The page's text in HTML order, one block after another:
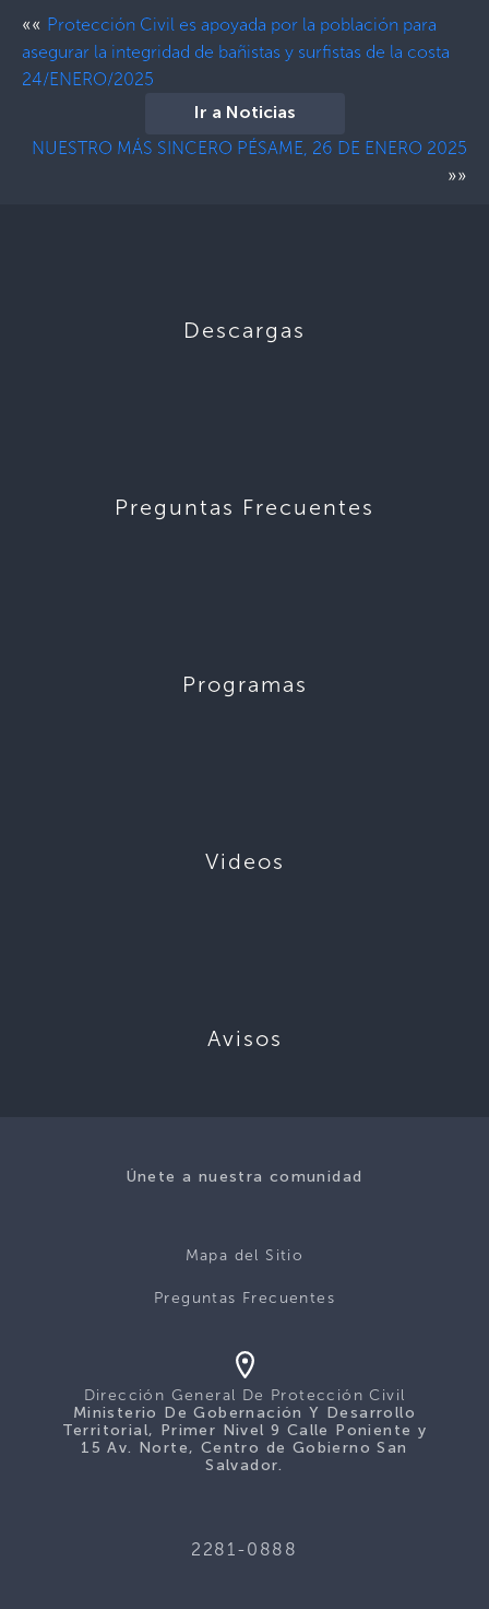
«« Protección Civil es apoyada por la población para
asegurar la integridad de bañistas y surfistas de la costa
24/ENERO/2025
Ir a Noticias
NUESTRO MÁS SINCERO PÉSAME, 26 DE ENERO 2025
»»
Descargas
Preguntas Frecuentes
Programas
Videos
Avisos
Únete a nuestra comunidad
Mapa del Sitio
Preguntas Frecuentes
Dirección General De Protección Civil
Ministerio De Gobernación Y Desarrollo
Territorial, Primer Nivel 9 Calle Poniente y
15 Av. Norte, Centro de Gobierno San
Salvador.
2281-0888